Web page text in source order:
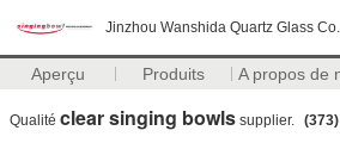
Jinzhou Wanshida Quartz Glass
Aperçu Produits A propos de
Qualité clear singing bowls supplier. (373)